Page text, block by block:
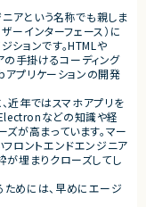
・育成、収集、イベント、コミ
金設計などを含む次世代型エ
メントサービス
■業務内容
・新規アプリ―ケーションの
仕様設計
・生成AIツールを活用したフ
効率化
・育成、収集、イベント、コミ
験の設計
・KPI設計およびデータ分析
善施策の立案
・課金モデルやマネタイズ戦
アという名称でも親しま
ーインターフェース）に
ションです。HTMLや
手掛けるコーディング
アプリケーションの開発
近年ではスマホアプリを
などの知識や経
が高まっています。マー
ロントエンドエンジニア
が埋まりクローズしてし
めには、早めにエージ